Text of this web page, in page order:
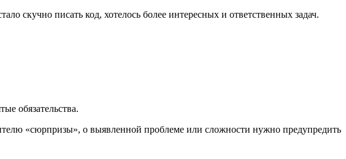
скучно писать код, хотелось более интересных и ответственных задач.
обязательства.
«сюрпризы», о выявленной проблеме или сложности нужно предупредить